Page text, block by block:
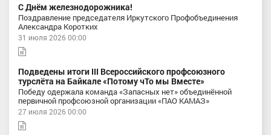
С Днём железнодорожника!
Поздравление председателя Иркутского Профобъединения
Александра Коротких
31 июля 2026 00:00
Подведены итоги III Всероссийского профсоюзного
турслёта на Байкале «Потому чТо мы Вместе»
Победу одержала команда «Запасных нет» объединённой
первичной профсоюзной организации «ПАО КАМАЗ»
27 июля 2026 00:00